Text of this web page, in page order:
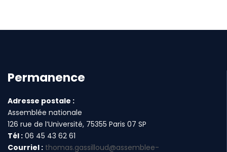
Permanence
Adresse postale :
Assemblée nationale
126 rue de l’Université, 75355 Paris 07 SP
Tél : 06 45 43 62 61
Courriel : thomas.gassilloud@assemblee-